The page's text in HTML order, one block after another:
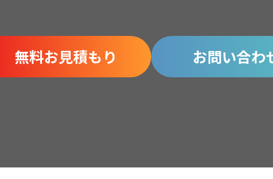
無料お見積もり お問い合わ